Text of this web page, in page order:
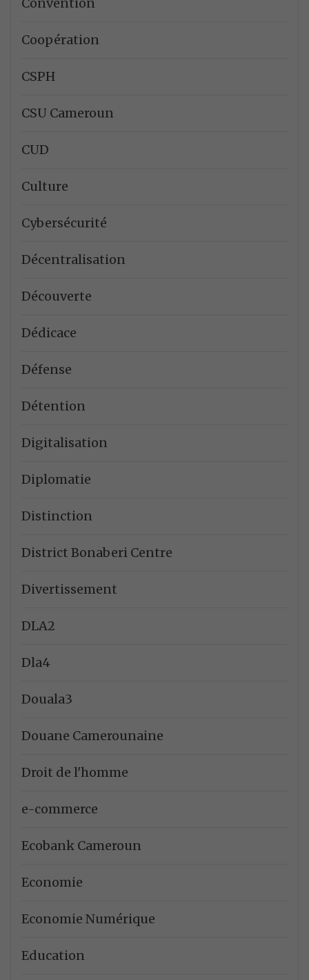
Coopération
CSPH
CSU Cameroun
CUD
Culture
Cybersécurité
Décentralisation
Découverte
Dédicace
Défense
Détention
Digitalisation
Diplomatie
Distinction
District Bonaberi Centre
Divertissement
DLA2
Dla4
Douala3
Douane Camerounaine
Droit de l'homme
e-commerce
Ecobank Cameroun
Economie
Economie Numérique
Education